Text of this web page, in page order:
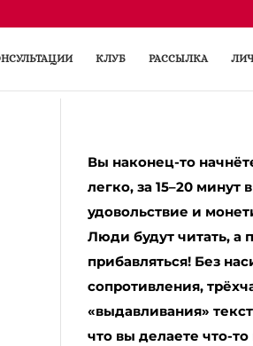
КЛУБ РАССЫЛКА
Вы наконец-то
легко, за 15–20 минут
удовольствие и
Люди будут читать, а
прибавляться! Без
сопротивления,
«выдавливания»
что вы делаете что-то